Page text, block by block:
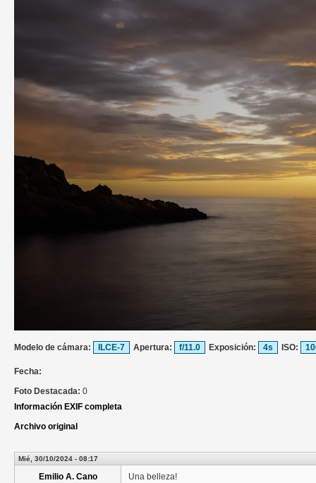
Modelo de cámara: ILCE-7 Apertura: f/11.0 Exposición: 4s ISO:
Fecha:
Foto Destacada: 0
Información EXIF completa
Archivo original
Mié, 30/10/2024 - 08:17
Emilio A. Cano Una belleza!